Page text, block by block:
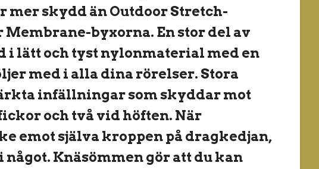
skydd än Outdoor Stretch-
byxorna. En stor del av
i lätt och tyst nylonmaterial med en
med i alla dina rörelser. Stora
infällningar som skyddar mot
och två vid höften. När
emot själva kroppen på dragkedjan,
Knäsömmen gör att du kan